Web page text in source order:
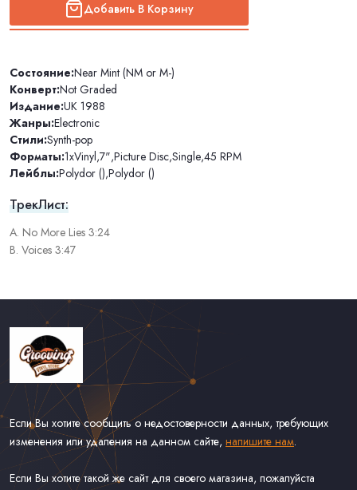
Добавить В Корзину
Состояние:Near Mint (NM or M-)
Конверт:Not Graded
Издание:UK 1988
Жанры:Electronic
Стили:Synth-pop
Форматы:1xVinyl,7",Picture Disc,Single,45 RPM
Лейблы:Polydor (),Polydor ()
ТрекЛист:
A. No More Lies 3:24
B. Voices 3:47
Если Вы хотите сообщить о недостоверности данных, требующих
изменения или удаления на данном сайте, напишите нам.
Если Вы хотите такой же сайт для своего магазина, пожалуйста